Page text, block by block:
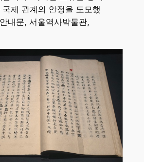
국제 관계의 안정을 도모했
내문, 서울역사박물관,